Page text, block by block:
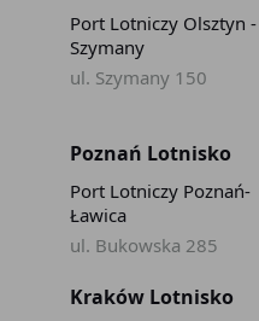
Port Lotniczy Olsztyn -
Szymany
ul. Szymany 150
Poznań Lotnisko
Port Lotniczy Poznań-
Ławica
ul. Bukowska 285
Kraków Lotnisko